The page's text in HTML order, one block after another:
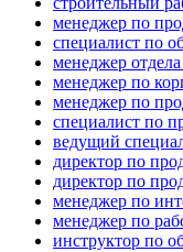
менеджер по
специалист по
менеджер
менеджер по
менеджер по
специалист по
ведущий
директор по
директор по
менеджер по
менеджер по
инструктор по